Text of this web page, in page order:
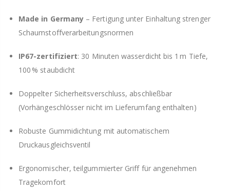
Made in Germany – Fertigung unter Einhaltung strenger
Schaumstoffverarbeitungsnormen
IP67-zertifiziert: 30 Minuten wasserdicht bis 1 m Tiefe,
100 % staubdicht
Doppelter Sicherheitsverschluss, abschließbar
(Vorhängeschlösser nicht im Lieferumfang enthalten)
Robuste Gummidichtung mit automatischem
Druckausgleichsventil
Ergonomischer, teilgummierter Griff für angenehmen
Tragekomfort